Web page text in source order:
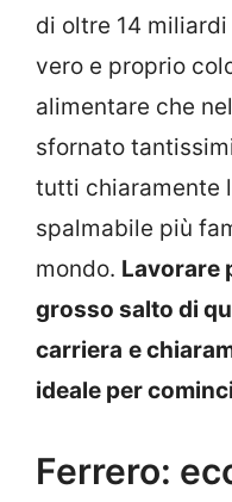
di oltre 14
vero e proprio
alimentare che
sfornato
tutti chiaramente
spalmabile più
mondo. Lavorare
grosso salto di
carriera e
ideale per
Ferrero: